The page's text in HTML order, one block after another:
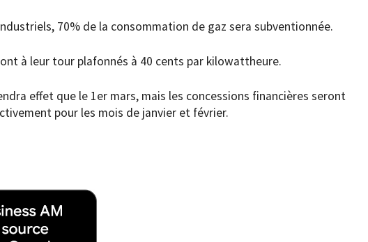
70% de la consommation de gaz sera subventionnée.
à leur tour plafonnés à 40 cents par kilowattheure.
effet que le 1er mars, mais les concessions financières seront
pour les mois de janvier et février.